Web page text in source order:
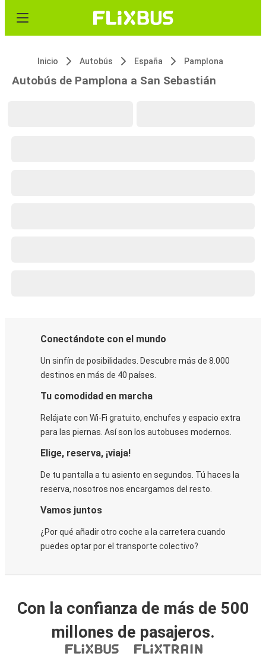
Inicio Autobús España Pamplona
Autobús de Pamplona a San Sebastián
Conectándote con el mundo
Un sinfín de posibilidades. Descubre más de 8.000
destinos en más de 40 países.
Tu comodidad en marcha
Relájate con Wi-Fi gratuito, enchufes y espacio extra
para las piernas. Así son los autobuses modernos.
Elige, reserva, ¡viaja!
De tu pantalla a tu asiento en segundos. Tú haces la
reserva, nosotros nos encargamos del resto.
Vamos juntos
¿Por qué añadir otro coche a la carretera cuando
puedes optar por el transporte colectivo?
Con la confianza de más de 500
millones de pasajeros.